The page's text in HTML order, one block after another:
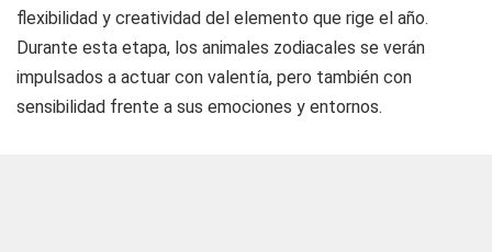
flexibilidad y creatividad del elemento que rige el año.
Durante esta etapa, los animales zodiacales se verán
impulsados a actuar con valentía, pero también con
sensibilidad frente a sus emociones y entornos.